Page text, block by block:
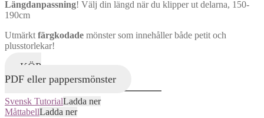
Längdanpassning! Välj din längd när du klipper ut delarna, 150-
190cm
Utmärkt färgkodade mönster som innehåller både petit och
plusstorlekar!
KÖP
PDF eller pappersmönster
Svensk TutorialLadda ner
MåttabellLadda ner